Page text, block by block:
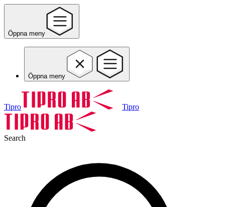
Öppna meny
Öppna meny
Tipro Tipro
Search